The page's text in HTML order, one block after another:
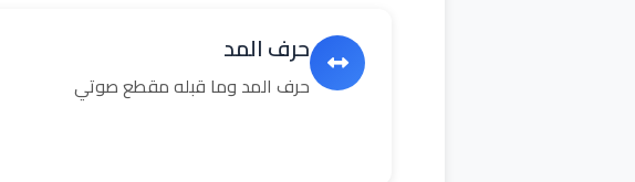
حرف المد
حرف المد وما قبله مقطع صوتي